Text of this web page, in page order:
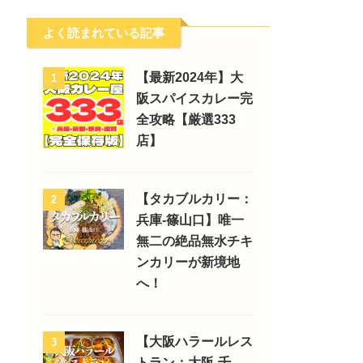
よく読まれている記事
1
【最新2024年】大
阪スパイスカレー完
全攻略【厳選333
店】
2
【タカブルカリー：
兵庫-篠山口】唯一
無二の絶品無水チキ
ンカリーが新境地
へ！
3
【大阪ハラールレス